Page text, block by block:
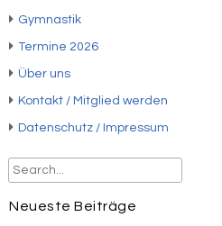
Gymnastik
Termine 2026
Über uns
Kontakt / Mitglied werden
Datenschutz / Impressum
Neueste Beiträge